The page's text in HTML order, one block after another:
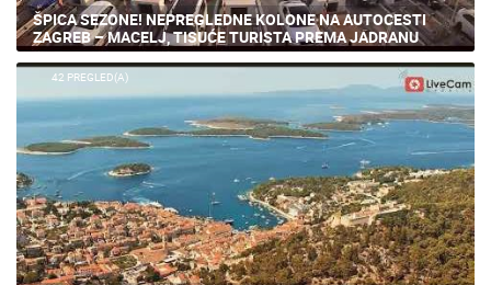
ŠPICA SEZONE! NEPREGLEDNE KOLONE NA AUTOCESTI
ZAGREB – MACELJ, TISUĆE TURISTA PREMA JADRANU
42 PREGLED(A)